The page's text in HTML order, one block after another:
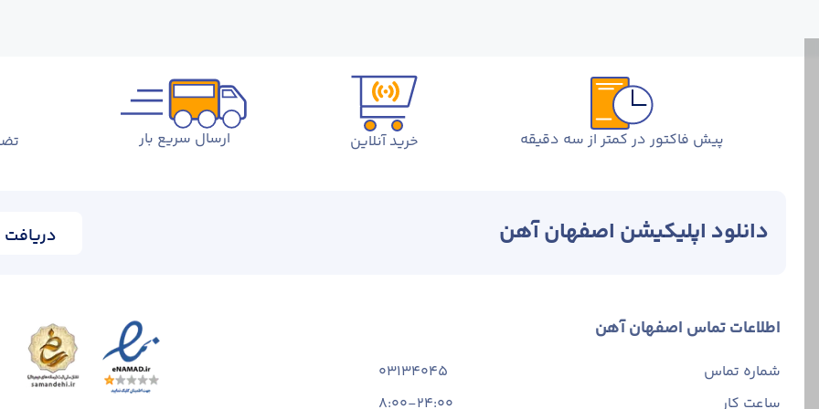
پیش فاکتور در کمتر از سه دقیقه خرید آنلاین ارسال سریع بار
دانلود اپلیکیشن اصفهان آهن دریافت
اطلاعات تماس اصفهان آهن
شماره تماس
03134045
ساعت کار
8:00-24:00